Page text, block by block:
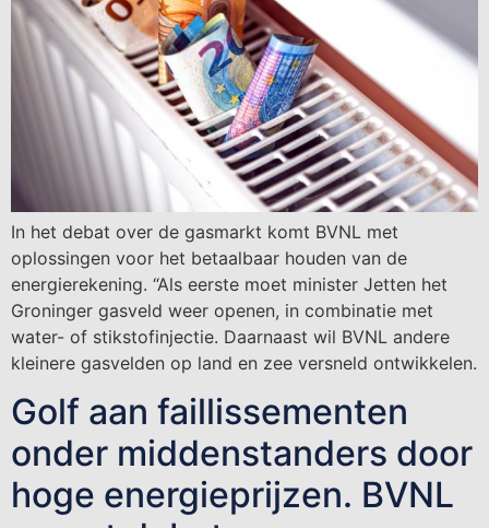
In het debat over de gasmarkt komt BVNL met
oplossingen voor het betaalbaar houden van de
energierekening. “Als eerste moet minister Jetten het
Groninger gasveld weer openen, in combinatie met
water- of stikstofinjectie. Daarnaast wil BVNL andere
kleinere gasvelden op land en zee versneld ontwikkelen.
Golf aan faillissementen
onder middenstanders door
hoge energieprijzen. BVNL